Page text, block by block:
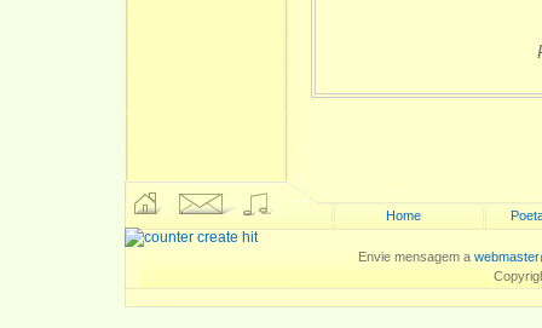
Home
Envie mensagem a